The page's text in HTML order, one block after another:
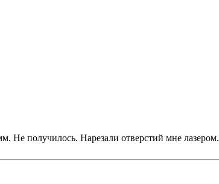
Не получилось. Нарезали отверстий мне лазером.